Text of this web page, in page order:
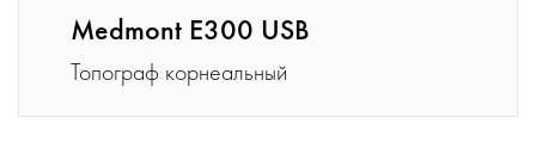
Medmont E300 USB
Топограф корнеальный